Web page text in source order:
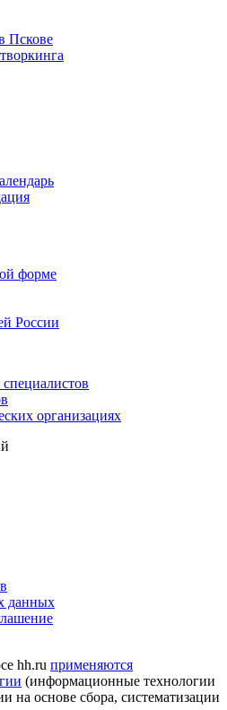
Пскове
форме
России
организациях
данных
hh.ru применяются
(информационные технологии
на основе сбора, систематизации